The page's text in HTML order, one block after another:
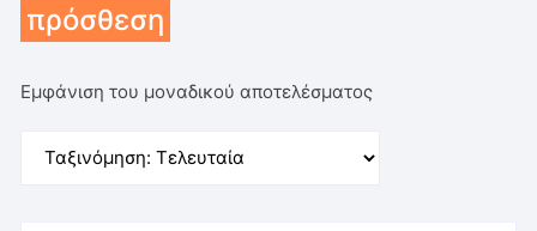
πρόσθεση
Εμφάνιση του μοναδικού αποτελέσματος